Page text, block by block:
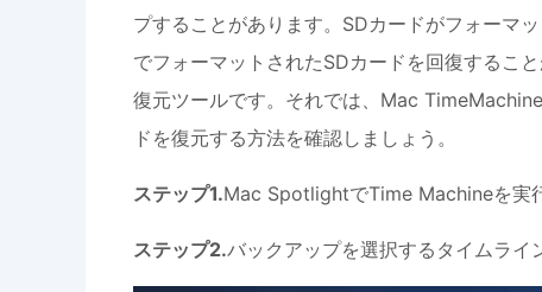
プすることがあります。SDカードがフォーマ
でフォーマットされたSDカードを回復するこ
復元ツールです。それでは、Mac
ドを復元する方法を確認しましょう。
ステップ1.Mac SpotlightでTime Machineを実
ステップ2.バックアップを選択するタイムライ